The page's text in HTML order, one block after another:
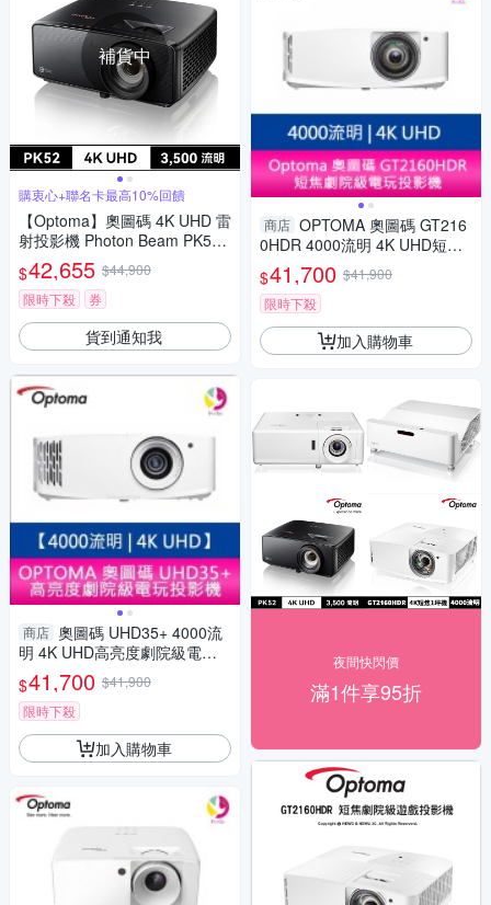
補貨中
購衷心+聯名卡最高10%回饋
【Optoma】奧圖碼 4K UHD 雷
射投影機 Photon Beam PK52
睛嘆號
$42,655 $44,900
限時下殺
券
貨到通知我
商店 奧圖碼 UHD35+ 4000流
明 4K UHD高亮度劇院級電玩
投影機 原廠三年保固
$41,700 $41,900
限時下殺
加入購物車
商店 OPTOMA 奧圖碼 GT216
0HDR 4000流明 4K UHD短焦
劇院級電玩投影機
$41,700 $41,900
限時下殺
加入購物車
夜間快閃價
滿1件享95折